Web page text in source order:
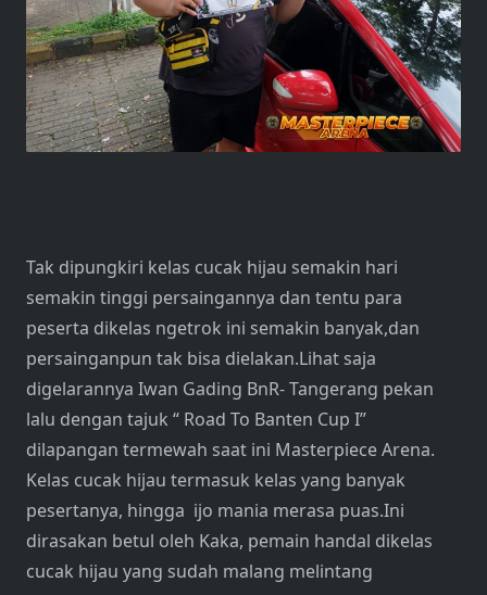
Tak dipungkiri kelas cucak hijau semakin hari
semakin tinggi persaingannya dan tentu para
peserta dikelas ngetrok ini semakin banyak,dan
persainganpun tak bisa dielakan.Lihat saja
digelarannya Iwan Gading BnR- Tangerang pekan
lalu dengan tajuk “ Road To Banten Cup I”
dilapangan termewah saat ini Masterpiece Arena.
Kelas cucak hijau termasuk kelas yang banyak
pesertanya, hingga ijo mania merasa puas.Ini
dirasakan betul oleh Kaka, pemain handal dikelas
cucak hijau yang sudah malang melintang